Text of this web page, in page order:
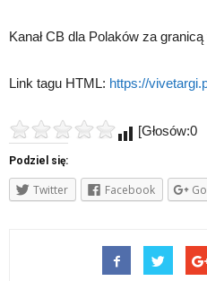
Kanał CB dla Polaków za
Link tagu HTML: https://
Podziel się:
Twitter Facebook